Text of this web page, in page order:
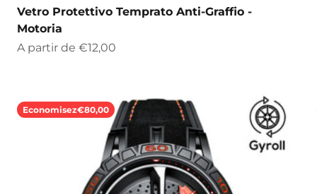
Vetro Protettivo Temprato Anti-Graffio -
Motoria
Prix de vente
A partir de €12,00
Economisez€80,00